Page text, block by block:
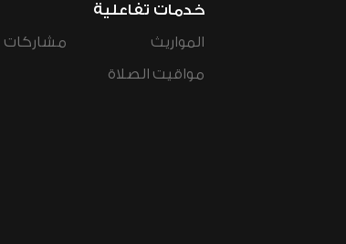
خدمات تفاعلية
المواريث
مواقيت الصلاة
مشاركات